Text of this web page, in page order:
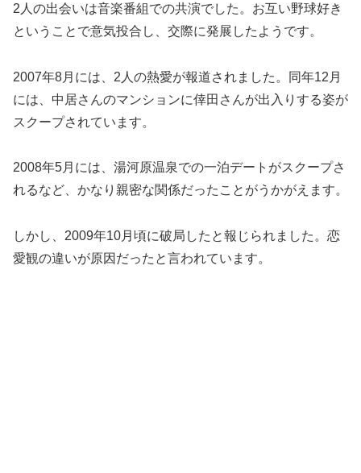
2人の出会いは音楽番組での共演でした。お互い野球好き
ということで意気投合し、交際に発展したようです。
2007年8月には、2人の熱愛が報道されました。同年12月
には、中居さんのマンションに倖田さんが出入りする姿が
スクープされています。
2008年5月には、湯河原温泉での一泊デートがスクープさ
れるなど、かなり親密な関係だったことがうかがえます。
しかし、2009年10月頃に破局したと報じられました。恋
愛観の違いが原因だったと言われています。